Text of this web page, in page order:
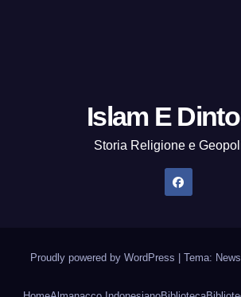
Islam E
Storia Religione e
Proudly powered by WordPress Tema: